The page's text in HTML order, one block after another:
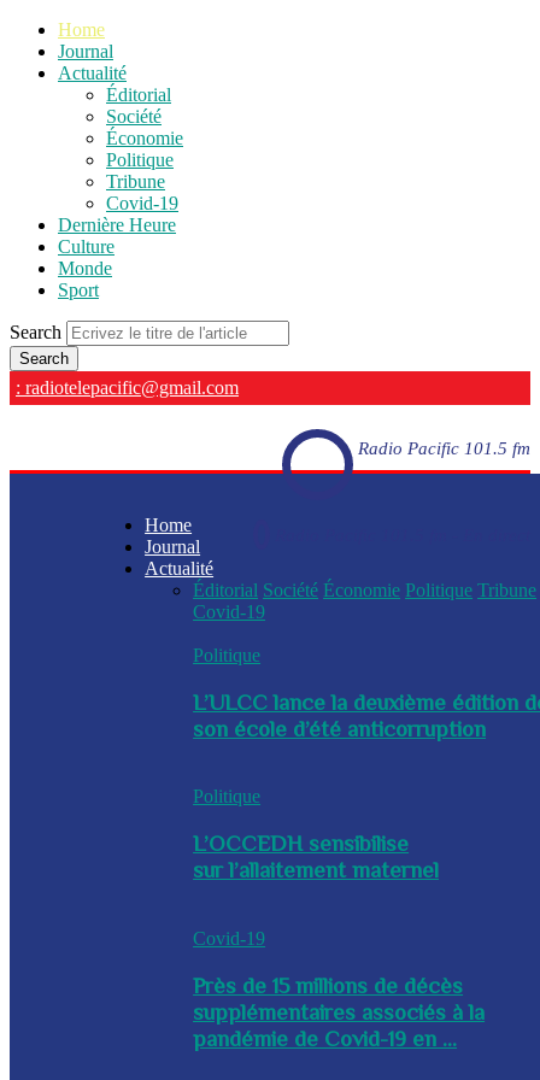
Home
Journal
Actualité
Éditorial
Société
Économie
Politique
Tribune
Covid-19
Dernière Heure
Culture
Monde
Sport
Search
: radiotelepacific@gmail.com
Radio Pacific 101.5 fm
Home
Journal
Actualité
Éditorial Société Économie Politique Tribune
Covid-19
Politique
L’ULCC lance la deuxième édition
son école d’été anticorruption
Politique
L’OCCEDH sensibilise
sur l’allaitement maternel
Covid-19
Près de 15 millions de décès
supplémentaires associés à la
pandémie de Covid-19 en ...